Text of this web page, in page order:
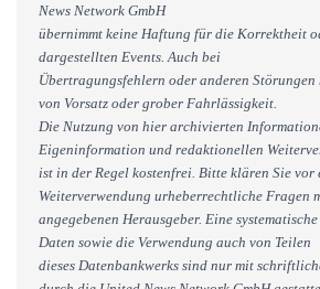
News Network GmbH
übernimmt keine Haftung für die Korrektheit
dargestellten Events. Auch bei
Übertragungsfehlern oder anderen
von Vorsatz oder grober Fahrlässigkeit.
Die Nutzung von hier archivierten
Eigeninformation und redaktionellen
ist in der Regel kostenfrei. Bitte klären Sie vor
Weiterverwendung urheberrechtliche Fragen
angegebenen Herausgeber. Eine
Daten sowie die Verwendung auch von Teilen
dieses Datenbankwerks sind nur mit